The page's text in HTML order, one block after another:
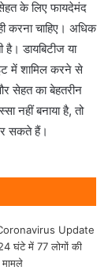
के लिए फायदेमंद
करना चाहिए। अधिक
डायबिटीज या
में शामिल करने से
सेहत का बेहतरीन
नहीं बनाया है, तो
सकते हैं।